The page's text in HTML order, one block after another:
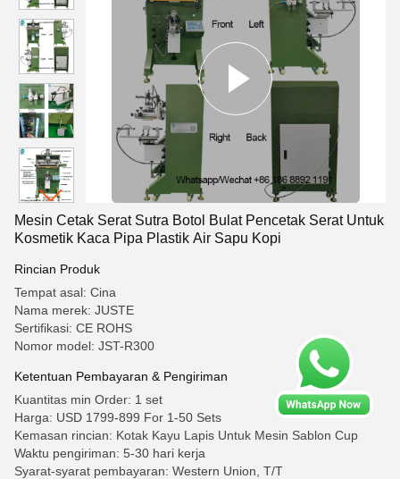
Mesin Cetak Serat Sutra Botol Bulat Pencetak Serat Untuk
Kosmetik Kaca Pipa Plastik Air Sapu Kopi
Rincian Produk
Tempat asal: Cina
Nama merek: JUSTE
Sertifikasi: CE ROHS
Nomor model: JST-R300
Ketentuan Pembayaran & Pengiriman
Kuantitas min Order: 1 set
Harga: USD 1799-899 For 1-50 Sets
Kemasan rincian: Kotak Kayu Lapis Untuk Mesin Sablon Cup
Waktu pengiriman: 5-30 hari kerja
Syarat-syarat pembayaran: Western Union, T/T